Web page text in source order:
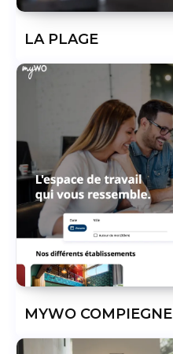
LA PLAGE
MYWO COMPIEGNE